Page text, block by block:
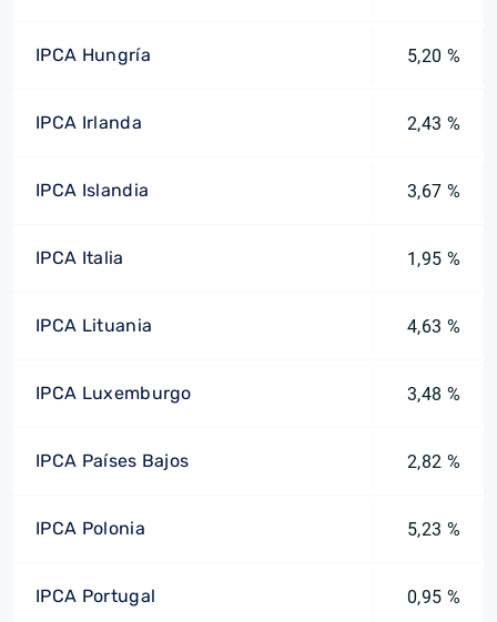
IPCA Hungría 5,20 %
IPCA Irlanda 2,43 %
IPCA Islandia 3,67 %
IPCA Italia 1,95 %
IPCA Lituania 4,63 %
IPCA Luxemburgo 3,48 %
IPCA Países Bajos 2,82 %
IPCA Polonia 5,23 %
IPCA Portugal 0,95 %